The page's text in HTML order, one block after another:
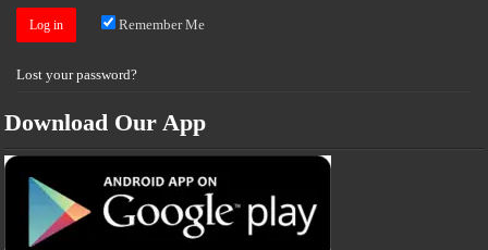
Remember Me
Lost your password?
Download Our App